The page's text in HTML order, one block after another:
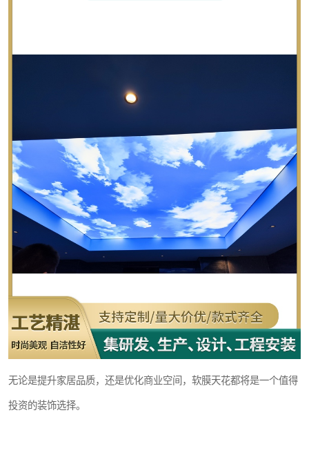
无论是提升家居品质，还是优化商业空间，软膜天花都将是一个值得
投资的装饰选择。